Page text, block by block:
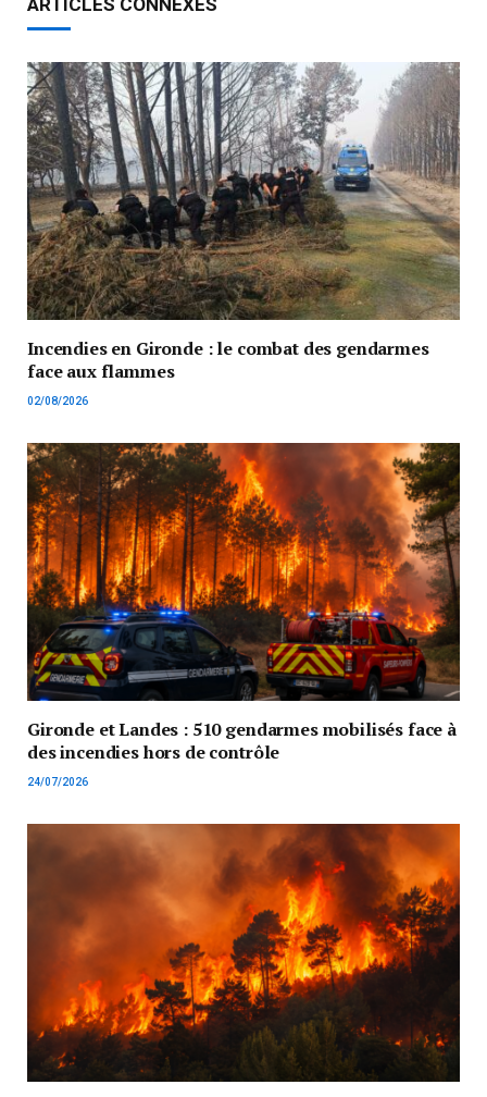
ARTICLES CONNEXES
Incendies en Gironde : le combat des gendarmes
face aux flammes
02/08/2026
Gironde et Landes : 510 gendarmes mobilisés face à
des incendies hors de contrôle
24/07/2026